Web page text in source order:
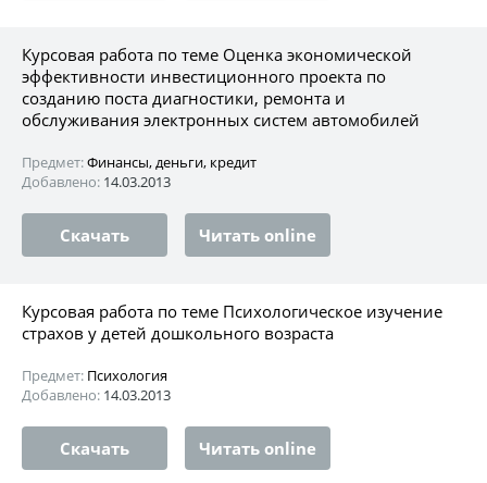
Курсовая работа по теме Оценка экономической
эффективности инвестиционного проекта по
созданию поста диагностики, ремонта и
обслуживания электронных систем автомобилей
Предмет:Финансы, деньги, кредит
Добавлено: 14.03.2013
Скачать Читать online
Курсовая работа по теме Психологическое изучение
страхов у детей дошкольного возраста
Предмет: Психология
Добавлено: 14.03.2013
Скачать Читать online